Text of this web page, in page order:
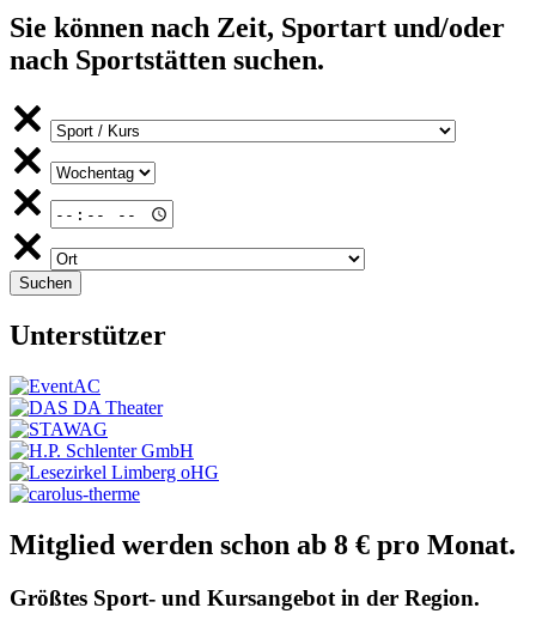
Sie können nach Zeit, Sportart und/oder
nach Sportstätten suchen.
Unterstützer
Mitglied werden schon ab 8 € pro Monat.
Größtes Sport- und Kursangebot in der Region.